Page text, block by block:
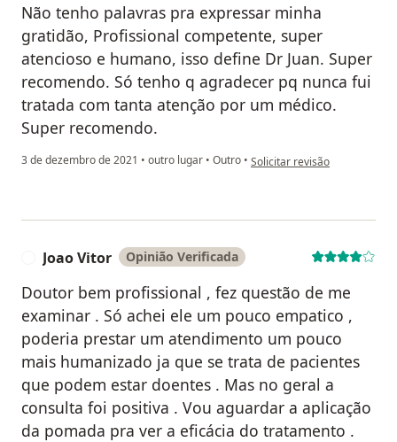
Não tenho palavras pra expressar minha
gratidão, Profissional competente, super
atencioso e humano, isso define Dr Juan. Super
recomendo. Só tenho q agradecer pq nunca fui
tratada com tanta atenção por um médico.
Super recomendo.
3 de dezembro de 2021 • outro lugar • Outro • na opinião do utilizador
Solicitar revisão
Joao Vitor Opinião Verificada
Doutor bem profissional , fez questão de me
examinar . Só achei ele um pouco empatico ,
poderia prestar um atendimento um pouco
mais humanizado ja que se trata de pacientes
que podem estar doentes . Mas no geral a
consulta foi positiva . Vou aguardar a aplicação
da pomada pra ver a eficácia do tratamento .